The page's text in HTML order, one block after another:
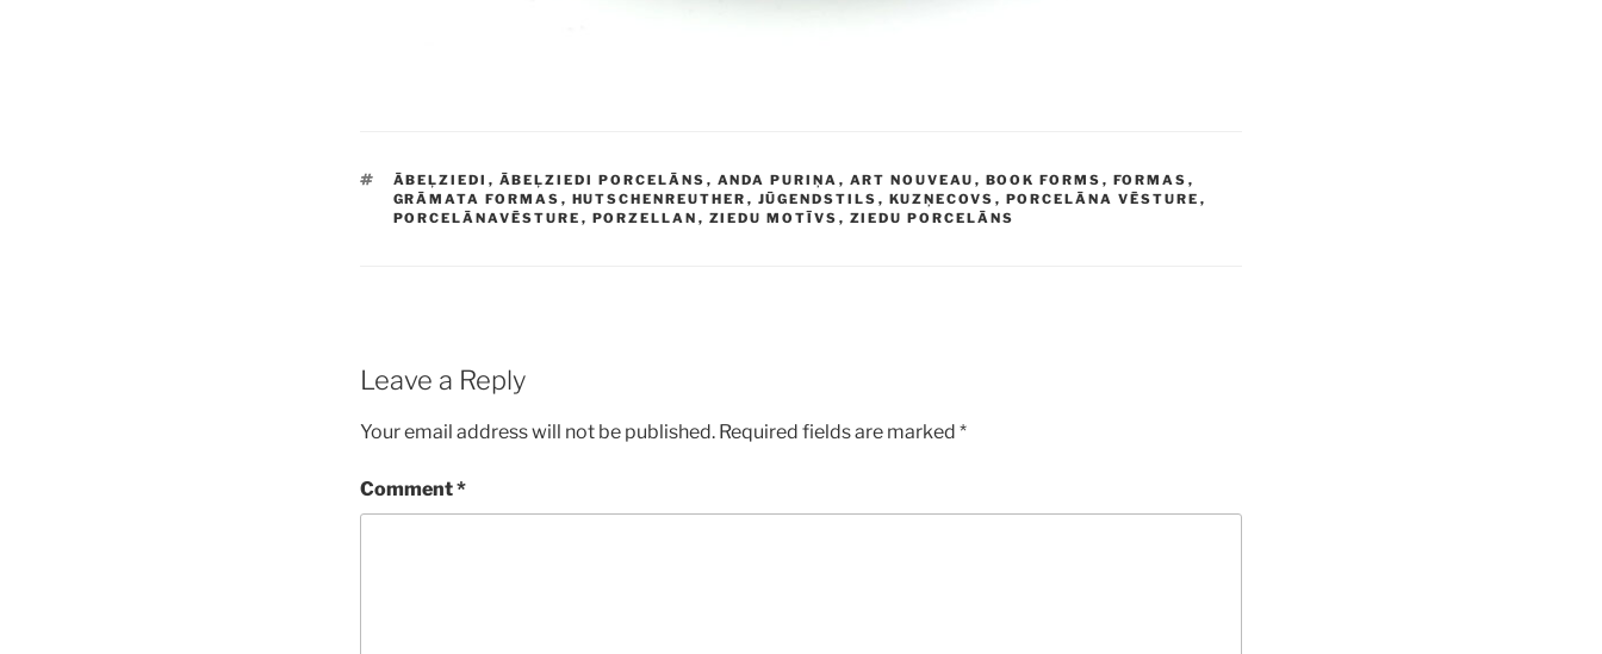
TAGS
ĀBEĻZIEDI , ĀBEĻZIEDI PORCELĀNS , ANDA PURIŅA , ART NOUVEAU , BOOK FORMS , FORMAS ,
GRĀMATA FORMAS , HUTSCHENREUTHER , JŪGENDSTILS , KUZŅECOVS , PORCELĀNA VĒSTURE ,
PORCELĀNAVĒSTURE , PORZELLAN , ZIEDU MOTĪVS , ZIEDU PORCELĀNS
Leave a Reply
Your email address will not be published. Required fields are marked *
Comment*